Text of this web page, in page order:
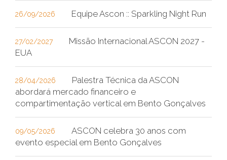
26/09/2026 Equipe Ascon :: Sparkling Night Run
27/02/2027
Missão Internacional ASCON 2027 -
EUA
28/04/2026
Palestra Técnica da ASCON
abordará mercado financeiro e
compartimentação vertical em Bento Gonçalves
09/05/2026
ASCON celebra 30 anos com
evento especial em Bento Gonçalves